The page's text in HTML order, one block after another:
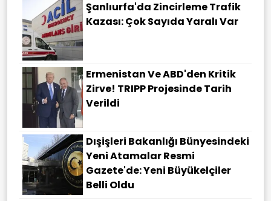
Şanlıurfa'da Zincirleme Trafik
Kazası: Çok Sayıda Yaralı Var
Ermenistan Ve ABD'den Kritik
Zirve! TRIPP Projesinde Tarih
Verildi
Dışişleri Bakanlığı Bünyesindeki
Yeni Atamalar Resmi
Gazete'de: Yeni Büyükelçiler
Belli Oldu